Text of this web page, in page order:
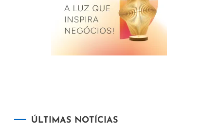
ÚLTIMAS NOTÍCIAS